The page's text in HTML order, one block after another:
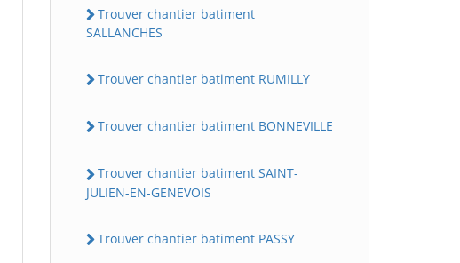
Trouver chantier batiment
SALLANCHES
Trouver chantier batiment RUMILLY
Trouver chantier batiment BONNEVILLE
Trouver chantier batiment SAINT-
JULIEN-EN-GENEVOIS
Trouver chantier batiment PASSY